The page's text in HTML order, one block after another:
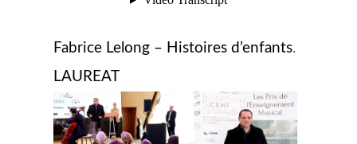
Fabrice Lelong – Histoires d’enfants.
LAUREAT